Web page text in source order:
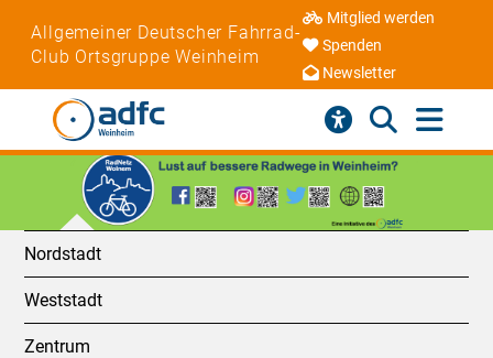
Allgemeiner Deutscher Fahrrad-
Club Ortsgruppe Weinheim
Mitglied werden
Spenden
Newsletter
Nordstadt
Weststadt
Zentrum